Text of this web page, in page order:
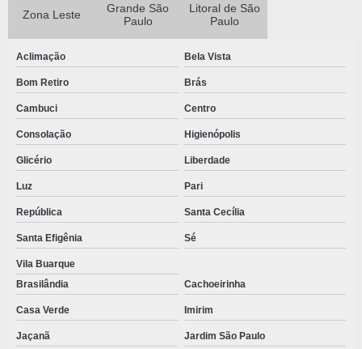
ORÇAMENTO DE KIT CIRÚRGICO ESTÉRIL
PREÇO KIT ODONTOLÓGICO
PRODUTOS CIRURGICOS DESCARTAVEIS
PRODUTOS DESCARTAVEIS PARA CLINICAS
PRODUTOS DESCARTAVEIS HOSPITALARES
PRODUTOS DESCARTAVEIS ODONTOLOGICOS
PRODUTOS DESCARTAVEIS EM TNT
PRODUTOS DESCARTÁVEIS EM TNT E SMS
PRODUTOS ESTÉREIS
PRODUTOS HOSPITALARES ESTÉREIS
Zona Leste
Grande São
Paulo
Litoral de São
Paulo
Aclimação Bela Vista
Bom Retiro Brás
Cambuci Centro
Consolação Higienópolis
Glicério Liberdade
Luz Pari
República Santa Cecília
Santa Efigênia Sé
Vila Buarque
Brasilândia
Cachoeirinha
Casa Verde Imirim
Jaçanã Jardim São Paulo